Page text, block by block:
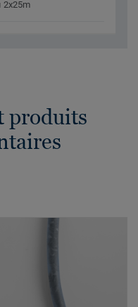
2x25m
produits